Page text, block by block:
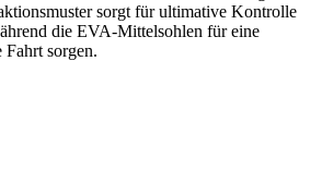
sorgt für ultimative Kontrolle
die EVA-Mittelsohlen für eine
Fahrt sorgen.